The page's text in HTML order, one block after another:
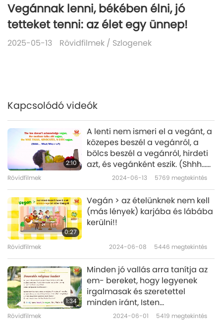
Vegánnak lenni, békében élni, jó
tetteket tenni: az élet egy ünnep!
2025-05-13 Rövidfilmek / Szlogenek
Kapcsolódó videók
2:10
A lenti nem ismeri el a vegánt, a
közepes beszél a vegánról, a
bölcs beszél a vegánról, hirdeti
azt, és vegánként eszik. (Shhh…
Te mi/ki vagy?)
Rövidfilmek 2024-06-13 5769 megtekintés
0:27
Vegán > az ételünknek nem kell
(más lények) karjába és lábába
kerülni!!
Rövidfilmek 2024-06-08 5446 megtekintés
1:34
Minden jó vallás arra tanítja az
em- bereket, hogy legyenek
irgalmasak és szeretettel
minden iránt, Isten
teremtményeként.
Rövidfilmek 2024-06-01 5419 megtekintés